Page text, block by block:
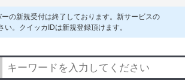
の新規受付は終了しております。新サービスの
い。クイッカIDは新規登録頂けます。